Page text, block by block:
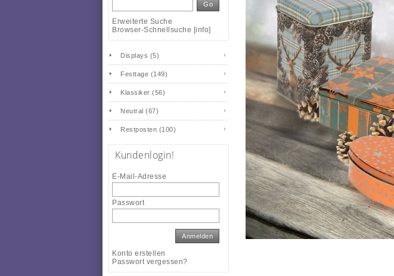
Go
Erweiterte Suche
Browser-Schnellsuche [info]
Displays (5)
Festtage (149)
Klassiker (56)
Neutral (67)
Restposten (100)
Kundenlogin!
E-Mail-Adresse
Passwort
Anmelden
Konto erstellen
Passwort vergessen?